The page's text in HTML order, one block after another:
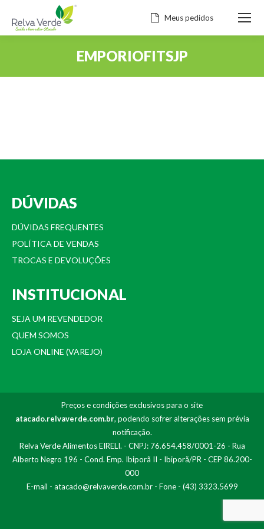
Meus pedidos
EMPORIOFITSJP
DÚVIDAS
DÚVIDAS FREQUENTES
POLÍTICA DE VENDAS
TROCAS E DEVOLUÇÕES
INSTITUCIONAL
SEJA UM REVENDEDOR
QUEM SOMOS
LOJA ONLINE (VAREJO)
Preços e condições exclusivos para o site
atacado.relvaverde.com.br, podendo sofrer alterações sem prévia
notificação.
Relva Verde Alimentos EIRELI. - CNPJ: 76.654.458/0001-26 - Rua
Alberto Negro 196 - Cond. Emp. Ibiporã II - Ibiporã/PR - CEP 86.200-
000
E-mail - atacado@relvaverde.com.br- Fone - (43) 3323.5699